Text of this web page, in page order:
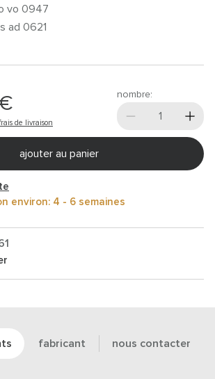
vo 0947
ad 0621
de livraison
nombre:
ajouter au panier
environ: 4 - 6 semaines
fabricant nous contacter